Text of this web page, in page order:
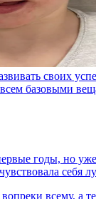
своих
базовыми
годы, но
себя
всему, а